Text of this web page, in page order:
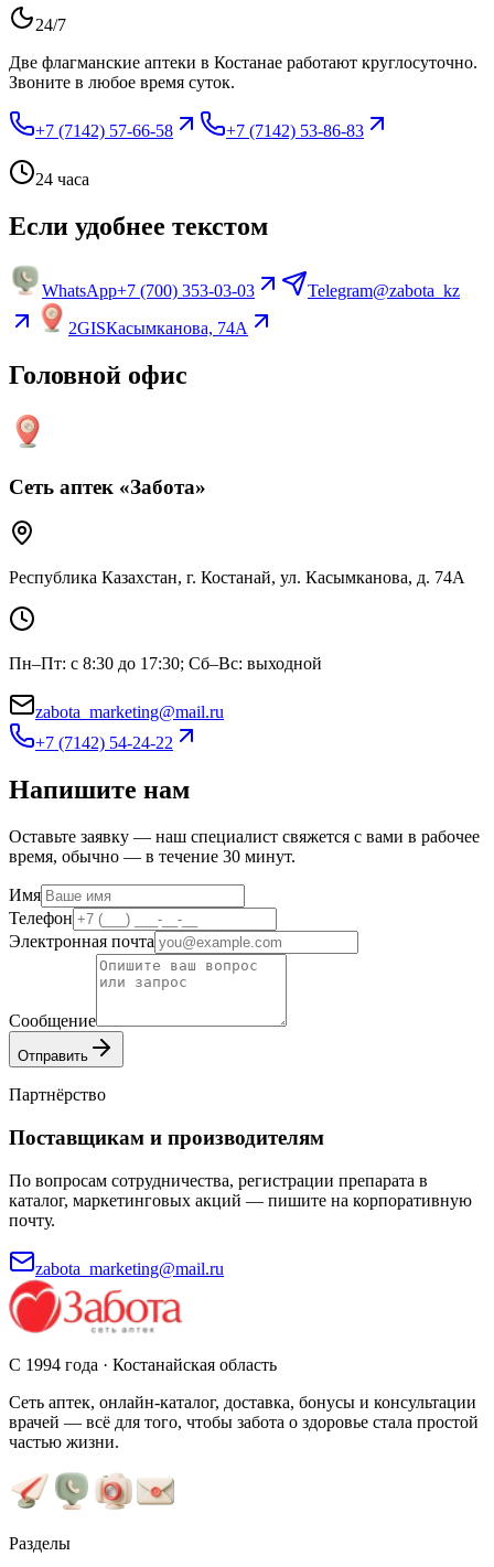
24/7
Две флагманские аптеки в Костанае работают круглосуточно.
Звоните в любое время суток.
+7 (7142) 57-66-58 +7 (7142) 53-86-83
24 часа
Если удобнее текстом
WhatsApp+7 (700) 353-03-03 Telegram@zabota_kz
2GISКасымканова, 74А
Головной офис
Сеть аптек «Забота»
Республика Казахстан, г. Костанай, ул. Касымканова, д. 74А
Пн–Пт: с 8:30 до 17:30; Сб–Вс: выходной
zabota_marketing@mail.ru
+7 (7142) 54-24-22
Напишите нам
Оставьте заявку — наш специалист свяжется с вами в рабочее
время, обычно — в течение 30 минут.
Имя
Телефон
Электронная почта
Сообщение
Отправить
Партнёрство
Поставщикам и производителям
По вопросам сотрудничества, регистрации препарата в
каталог, маркетинговых акций — пишите на корпоративную
почту.
zabota_marketing@mail.ru
С 1994 года · Костанайская область
Сеть аптек, онлайн-каталог, доставка, бонусы и консультации
врачей — всё для того, чтобы забота о здоровье стала простой
частью жизни.
Разделы